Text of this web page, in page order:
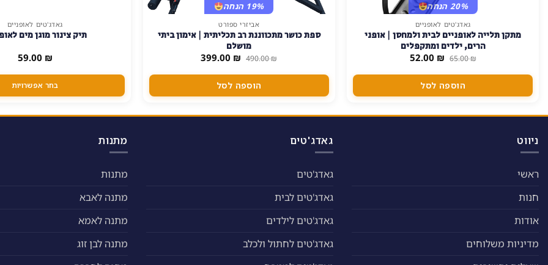
20% הנחה
גאדג'טים לאופניים
מתקן תלייה לאופניים לבית ולמחסן | אופני
הרים, ילדים ומתקפלים
65.00₪ המחיר
היה:
65.00 ₪.
52.00 ₪ המחיר
הוא:
הוספה לסל
19% הנחה
אביזרי ספורט
ספת כושר מתכווננת רב תכליתית | אימון ביתי
מושלם
490.00₪ המחיר
היה:
490.00 ₪.
399.00 ₪ המחיר
הוא:
הוספה לסל
גאדג'טים לאופניים
תיק צינור מוגן מים
59.00 ₪
בחר אפשרויות
ניתן
האפשרויות
בעמוד
ניווט
ראשי
חנות
אודות
מדיניות משלוחים
גאדג'טים
גאדג'טים
גאדג'טים לבית
גאדג'טים לילדים
גאדג'טים לחתול ולכלב
מתנות
מתנות
מתנה לאבא
מתנה לאמא
מתנה לבן זוג